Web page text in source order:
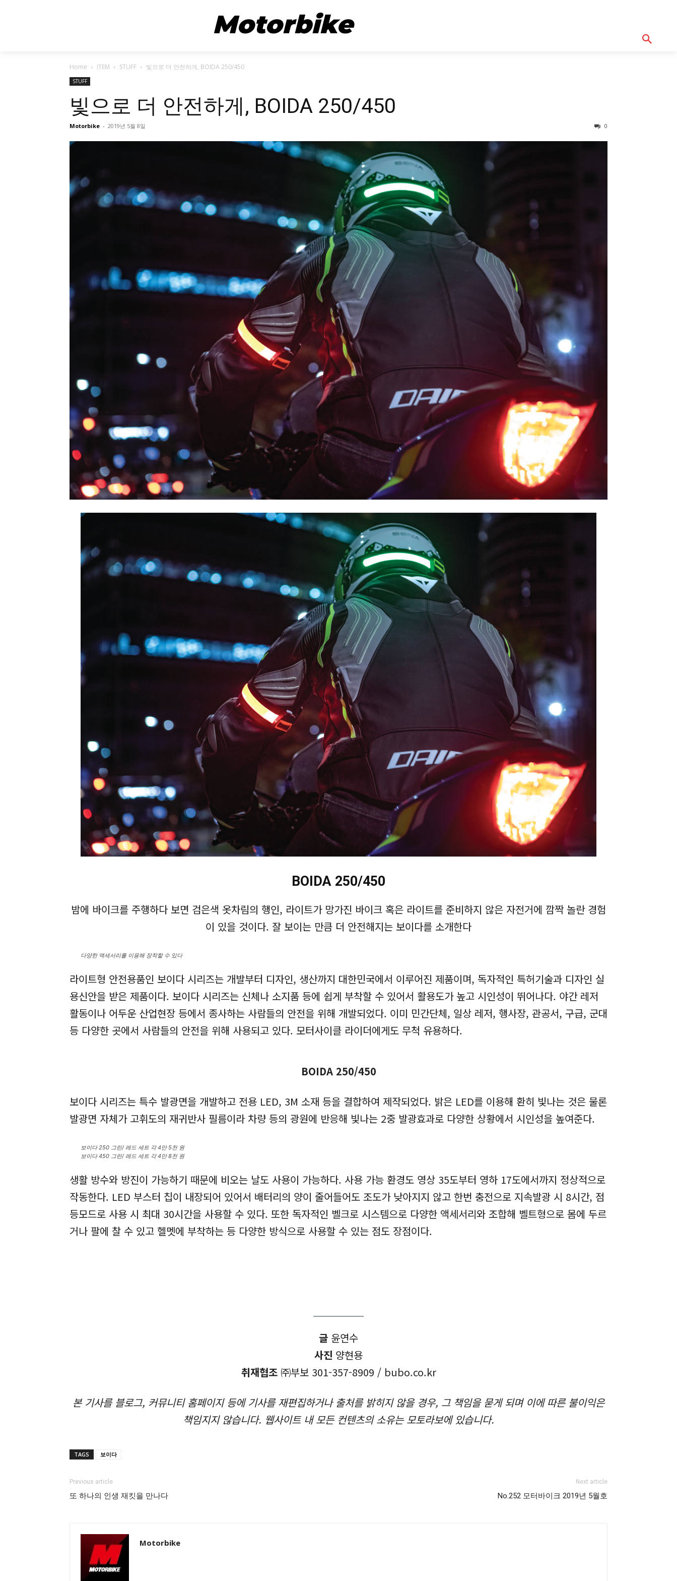
Motorbike
Home ITEM STUFF 빛으로 더 안전하게, BOIDA 250/450
STUFF
빛으로 더 안전하게, BOIDA 250/450
Motorbike - 2019년 5월 8일 0
BOIDA 250/450
밤에 바이크를 주행하다 보면 검은색 옷차림의 행인, 라이트가 망가진 바이크 혹은 라이트를 준비하지 않은 자전거에 깜짝 놀란 경험
이 있을 것이다. 잘 보이는 만큼 더 안전해지는 보이다를 소개한다
다양한 액세서리를 이용해 장착할 수 있다
라이트형 안전용품인 보이다 시리즈는 개발부터 디자인, 생산까지 대한민국에서 이루어진 제품이며, 독자적인 특허기술과 디자인 실
용신안을 받은 제품이다. 보이다 시리즈는 신체나 소지품 등에 쉽게 부착할 수 있어서 활용도가 높고 시인성이 뛰어나다. 야간 레저
활동이나 어두운 산업현장 등에서 종사하는 사람들의 안전을 위해 개발되었다. 이미 민간단체, 일상 레저, 행사장, 관공서, 구급, 군대
등 다양한 곳에서 사람들의 안전을 위해 사용되고 있다. 모터사이클 라이더에게도 무척 유용하다.
BOIDA 250/450
보이다 시리즈는 특수 발광면을 개발하고 전용 LED, 3M 소재 등을 결합하여 제작되었다. 밝은 LED를 이용해 환히 빛나는 것은 물론
발광면 자체가 고휘도의 재귀반사 필름이라 차량 등의 광원에 반응해 빛나는 2중 발광효과로 다양한 상황에서 시인성을 높여준다.
보이다 250 그린/ 레드 세트 각 4만 5천 원
보이다 450 그린/ 레드 세트 각 4만 8천 원
생활 방수와 방진이 가능하기 때문에 비오는 날도 사용이 가능하다. 사용 가능 환경도 영상 35도부터 영하 17도에서까지 정상적으로
작동한다. LED 부스터 칩이 내장되어 있어서 배터리의 양이 줄어들어도 조도가 낮아지지 않고 한번 충전으로 지속발광 시 8시간, 점
등모드로 사용 시 최대 30시간을 사용할 수 있다. 또한 독자적인 벨크로 시스템으로 다양한 액세서리와 조합해 벨트형으로 몸에 두르
거나 팔에 찰 수 있고 헬멧에 부착하는 등 다양한 방식으로 사용할 수 있는 점도 장점이다.
글 윤연수
사진 양현용
취재협조㈜부보 301-357-8909 / bubo.co.kr
본 기사를 블로그, 커뮤니티 홈페이지 등에 기사를 재편집하거나 출처를 밝히지 않을 경우, 그 책임을 묻게 되며 이에 따른 불이익은
책임지지 않습니다. 웹사이트 내 모든 컨텐츠의 소유는 모토라보에 있습니다.
TAGS 보이다
Previous article
또 하나의 인생 재킷을 만나다
Next article
No.252 모터바이크 2019년 5월호
Motorbike